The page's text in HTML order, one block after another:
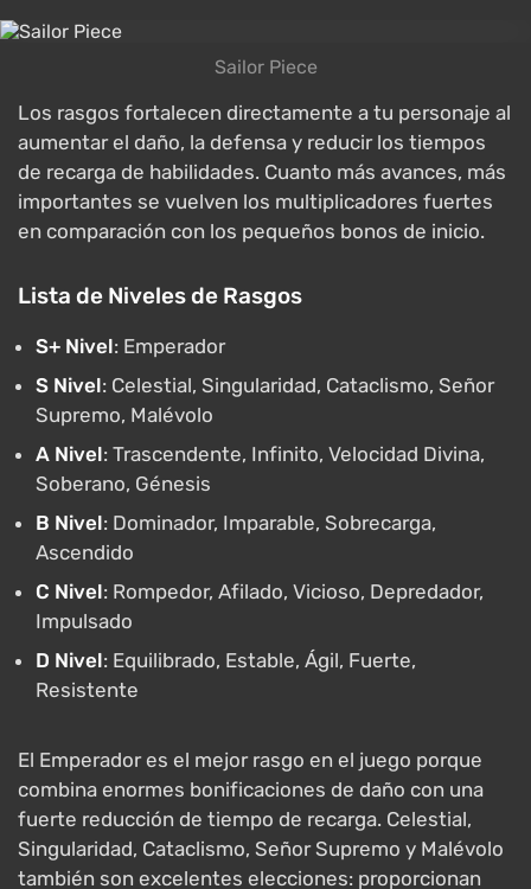
Sailor Piece
Los rasgos fortalecen directamente a tu personaje al
aumentar el daño, la defensa y reducir los tiempos
de recarga de habilidades. Cuanto más avances, más
importantes se vuelven los multiplicadores fuertes
en comparación con los pequeños bonos de inicio.
Lista de Niveles de Rasgos
S+ Nivel: Emperador
S Nivel: Celestial, Singularidad, Cataclismo, Señor
Supremo, Malévolo
A Nivel: Trascendente, Infinito, Velocidad Divina,
Soberano, Génesis
B Nivel: Dominador, Imparable, Sobrecarga,
Ascendido
C Nivel: Rompedor, Afilado, Vicioso, Depredador,
Impulsado
D Nivel: Equilibrado, Estable, Ágil, Fuerte,
Resistente
El Emperador es el mejor rasgo en el juego porque
combina enormes bonificaciones de daño con una
fuerte reducción de tiempo de recarga. Celestial,
Singularidad, Cataclismo, Señor Supremo y Malévolo
también son excelentes elecciones: proporcionan